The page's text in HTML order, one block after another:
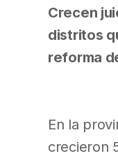
Crecen
distritos
reforma
En la
crecieron